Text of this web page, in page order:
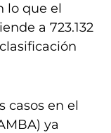
lo que el
a 723.132
casos en el
ya